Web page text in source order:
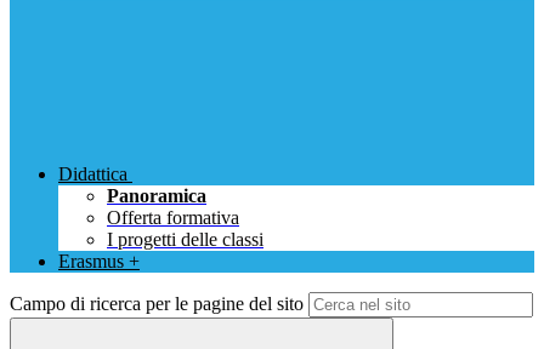
Didattica
Panoramica
Offerta formativa
I progetti delle classi
Erasmus +
Campo di ricerca per le pagine del sito